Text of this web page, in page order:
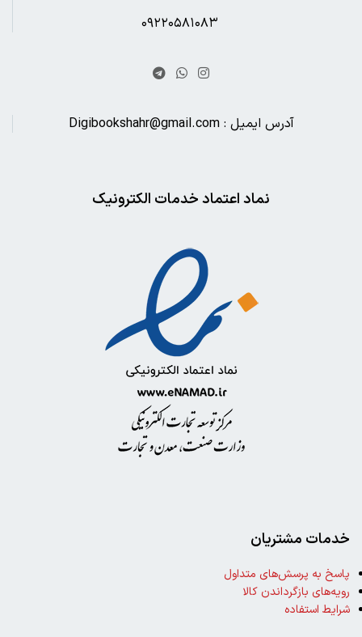
آدرس ایمیل : Digibookshahr@gmail.com
نماد اعتماد خدمات الکترونیک
خدمات مشتریان
پاسخ به پرسش‌های متداول
رویه‌های بازگرداندن کالا
شرایط استفاده